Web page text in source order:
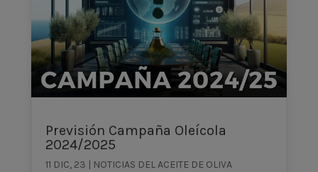
Previsión Campaña Oleícola
2024/2025
11 DIC, 23 | NOTICIAS DEL ACEITE DE OLIVA